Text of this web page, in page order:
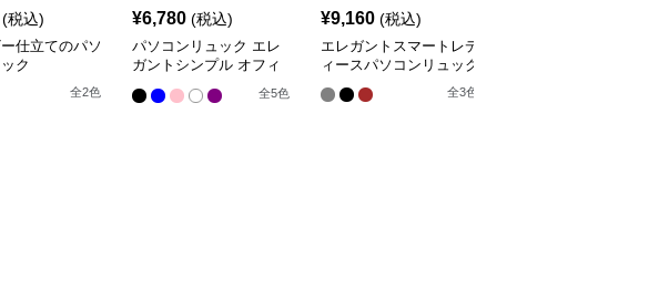
(税込)
仕立てのパソ
ク
全2色
¥6,780 (税込)
パソコンリュック エレ
ガントシンプル オフィ
全5色
¥9,160 (税込)
エレガントスマートレデ
ィースパソコンリュック
全3色